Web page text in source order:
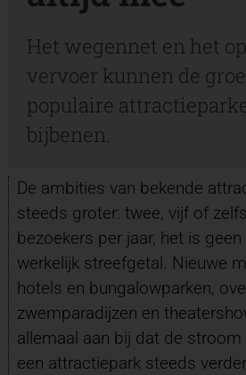
Het wegennet en het
vervoer kunnen de
populaire
bijbenen.
De ambities van bekende
steeds groter: twee, vijf of
bezoekers per jaar, het is
werkelijk streefgetal. Nieuwe
hotels en bungalowparken,
zwemparadijzen en
allemaal aan bij dat de stroom
een attractiepark steeds